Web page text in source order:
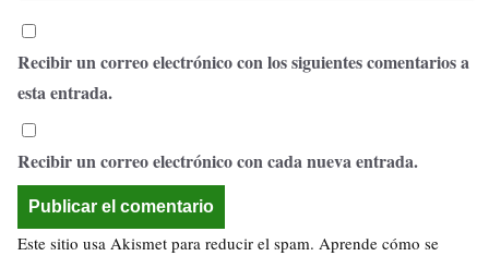
Recibir un correo electrónico con los siguientes comentarios a
esta entrada.
Recibir un correo electrónico con cada nueva entrada.
Este sitio usa Akismet para reducir el spam. Aprende cómo se